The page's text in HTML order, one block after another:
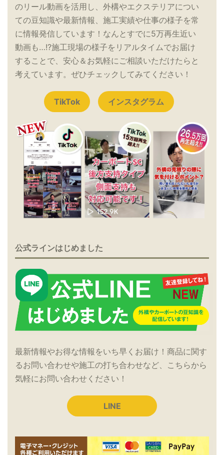
のリール動画を活用し、外構やエクステリアについ
ての豆知識や最新情報、施工実績や仕事の様子を常
に情報発信しています！なんとすでに5万再生近い
動画も…!?施工現場の様子をリアルタイムでお届け
することで、安心＆お気軽にご相談いただけたらと
考えています。ぜひチェックしてみてください！
TikTok インスタグラム
公式ラインはじめました
最新情報やお得な情報をいち早くお届け！商品に関す
るお問い合わせや施工の打ち合わせなど、こちらから
気軽にお問い合わせください！
LINE